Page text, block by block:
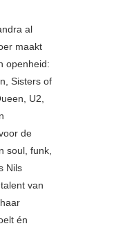
al
maakt
openheid:
Sisters of
U2,
de
soul, funk,
Nils
van
én